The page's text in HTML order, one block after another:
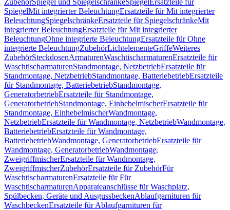
ZubehörSpiegel und SpiegelschränkeSpiegel Ersatzteile für
SpiegelMit integrierter BeleuchtungErsatzteile für Mit integrierter
BeleuchtungSpiegelschränkeErsatzteile für SpiegelschränkeMit
integrierter BeleuchtungErsatzteile für Mit integrierter
BeleuchtungOhne integrierte BeleuchtungErsatzteile für Ohne
integrierte BeleuchtungZubehörLichtelementeGriffeWeiteres
ZubehörSteckdosenArmaturenWaschtischarmaturenErsatzteile für
WaschtischarmaturenStandmontage, NetzbetriebErsatzteile für
Standmontage, NetzbetriebStandmontage, BatteriebetriebErsatzteile
für Standmontage, BatteriebetriebStandmontage,
GeneratorbetriebErsatzteile für Standmontage,
GeneratorbetriebStandmontage, EinhebelmischerErsatzteile für
Standmontage, EinhebelmischerWandmontage,
NetzbetriebErsatzteile für Wandmontage, NetzbetriebWandmontage,
BatteriebetriebErsatzteile für Wandmontage,
BatteriebetriebWandmontage, GeneratorbetriebErsatzteile für
Wandmontage, GeneratorbetriebWandmontage,
ZweigriffmischerErsatzteile für Wandmontage,
ZweigriffmischerZubehörErsatzteile für ZubehörFür
WaschtischarmaturenErsatzteile für Für
WaschtischarmaturenApparateanschlüsse für Waschplatz,
Spülbecken, Geräte und AusgussbeckenAblaufgarnituren für
WaschbeckenErsatzteile für Ablaufgarnituren für